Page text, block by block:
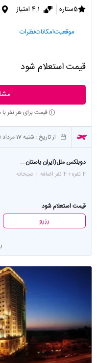
5ستاره 4.1 امتیاز
موقعیتامکاناتنظرات
قیمت استعلام شود
قیمت برای هر نفر
از تاریخ : شنبه 17 مرداد (3 شب)
دوبلکس ملل(ایران باستان....
4 نفره
+ 4 نفر اضافه | صبحانه
قیمت استعلام شود
رزرو